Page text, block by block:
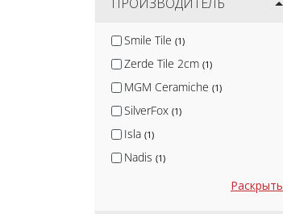
Smile Tile (1)
Zerde Tile 2cm (1)
MGM Ceramiche (1)
SilverFox (1)
Isla (1)
Nadis (1)
Раскрыть